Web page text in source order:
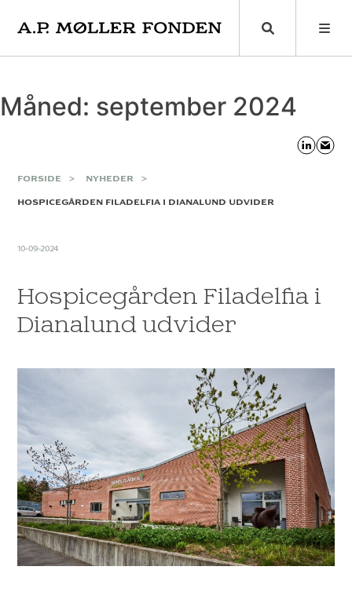
Skip
Måned: september 2024
FORSIDE NYHEDER
HOSPICEGÅRDEN FILADELFIA I DIANALUND UDVIDER
10-09-2024
Hospicegården Filadelfia i
Dianalund udvider